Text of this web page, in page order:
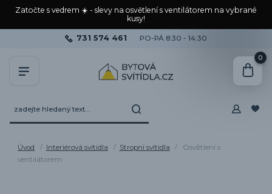
Zatočte s vedrem ☀️ - slevy na osvětlení s ventilátorem na vybrané
kusy!
731 574 461 PO-PÁ 8:30 - 14:30
0
Úvod Interiérová svítidla Stropní svítidla
Osvětlení s
ventilátorem